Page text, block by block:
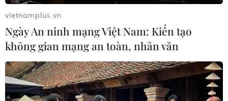
Những dấu hiệu trên da cho thấy bạn
đang căng thẳng
14/12/2025 22:00
vietnamplus.vn
Ngày An ninh mạng Việt Nam: Kiến tạo
không gian mạng an toàn, nhân văn